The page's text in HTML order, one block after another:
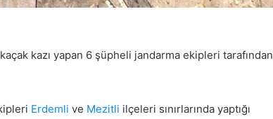
kazı yapan 6 şüpheli jandarma ekipleri tarafından
Erdemli ve Mezitli ilçeleri sınırlarında yaptığı